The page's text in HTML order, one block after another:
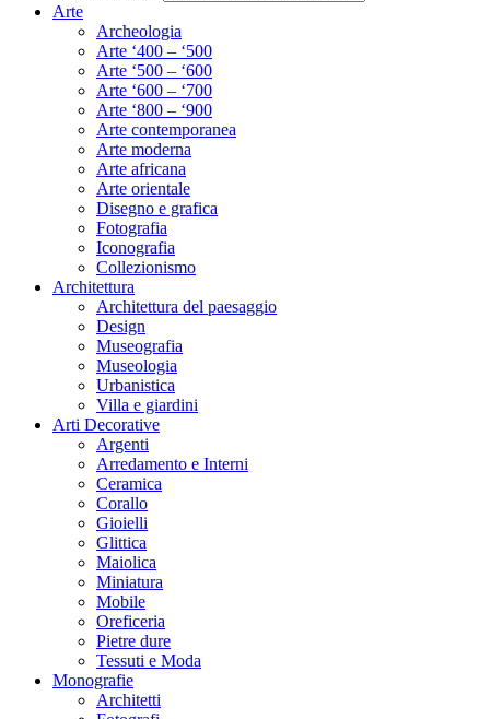
Arte
Archeologia
Arte ‘400 – ‘500
Arte ‘500 – ‘600
Arte ‘600 – ‘700
Arte ‘800 – ‘900
Arte contemporanea
Arte moderna
Arte africana
Arte orientale
Disegno e grafica
Fotografia
Iconografia
Collezionismo
Architettura
Architettura del paesaggio
Design
Museografia
Museologia
Urbanistica
Villa e giardini
Arti Decorative
Argenti
Arredamento e Interni
Ceramica
Corallo
Gioielli
Glittica
Maiolica
Miniatura
Mobile
Oreficeria
Pietre dure
Tessuti e Moda
Monografie
Architetti